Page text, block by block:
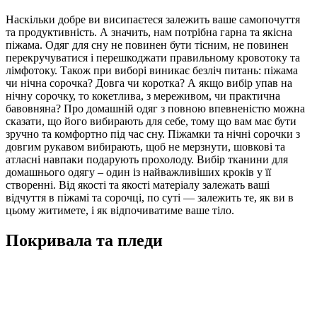
Наскільки добре ви висипаєтеся залежить ваше самопочуття
та продуктивність. А значить, нам потрібна гарна та якісна
піжама. Одяг для сну не повинен бути тісним, не повинен
перекручуватися і перешкоджати правильному кровотоку та
лімфотоку. Також при виборі виникає безліч питань: піжама
чи нічна сорочка? Довга чи коротка? А якщо вибір упав на
нічну сорочку, то кокетлива, з мереживом, чи практична
бавовняна? Про домашній одяг з повною впевненістю можна
сказати, що його вибирають для себе, тому що вам має бути
зручно та комфортно під час сну. Піжамки та нічні сорочки з
довгим рукавом вибирають, щоб не мерзнути, шовкові та
атласні навпаки подарують прохолоду. Вибір тканини для
домашнього одягу – один із найважливіших кроків у її
створенні. Від якості та якості матеріалу залежать ваші
відчуття в піжамі та сорочці, по суті — залежить те, як ви в
цьому житимете, і як відпочиватиме ваше тіло.
Покривала та пледи